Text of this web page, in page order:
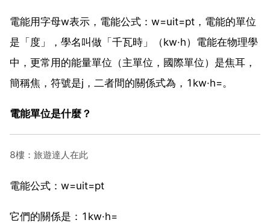
電能用字母w表示，電能公式：w=uit=pt，電能的單位
是「度」，學名叫做「千瓦時」（kw·h）電能在物理學
中，更常用的能量單位（主單位，國際單位）是焦耳，
簡稱焦，符號是j，二者間的關係式為，1kw·h=。
電能單位是什麼？
8樓：旅遊達人在此
電能公式：w=uit=pt
它們的關係是：1kw·h=